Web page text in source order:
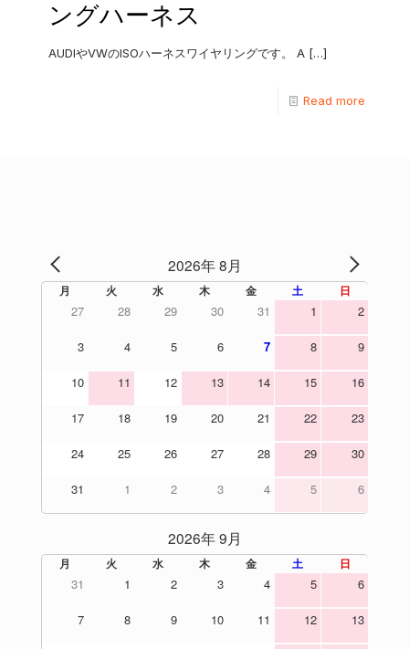
ングハーネス
AUDIやVWのISOハーネスワイヤリングです。 A […]
Read more
2026年 8月 NEXT
月 火 水 木 金 土 日
27 28 29 30 31 1 2
3 4 5 6 7 8 9
10 11 12 13 14 15 16
17 18 19 20 21 22 23
24 25 26 27 28 29 30
31 1 2 3 4 5 6
2026年 9月
月 火 水 木 金 土 日
31 1 2 3 4 5 6
7 8 9 10 11 12 13